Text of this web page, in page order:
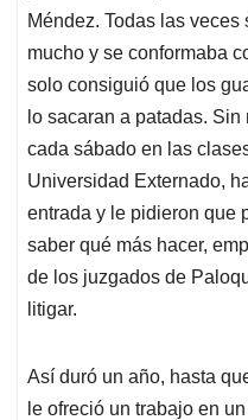
Méndez. Todas las
mucho y se conformaba
solo consiguió que los
lo sacaran a patadas.
cada sábado en las
Universidad Externado,
entrada y le pidieron que
saber qué más hacer,
de los juzgados de
litigar.
Así duró un año, hasta
le ofreció un trabajo en